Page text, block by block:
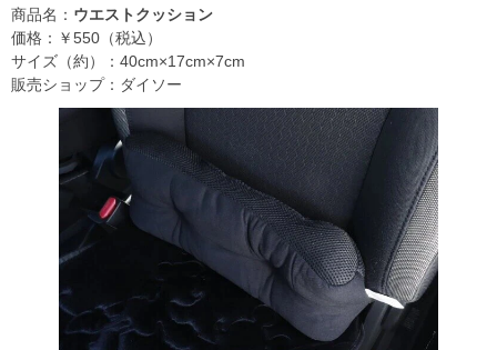
商品名： ウエストクッション
価格：￥550（税込）
サイズ（約）：40cm×17cm×7cm
販売ショップ：ダイソー